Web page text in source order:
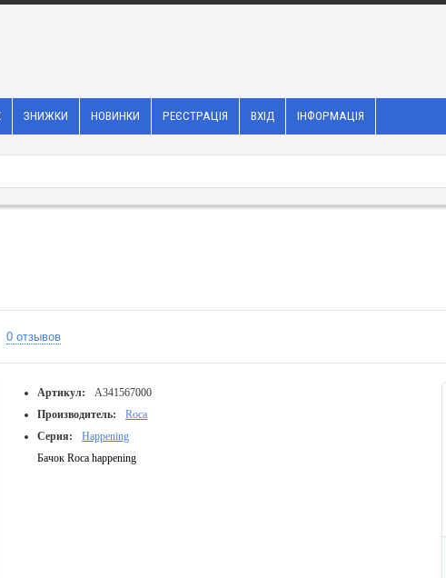
ЗНИЖКИ НОВИНКИ РЕЄСТРАЦІЯ ВХІД ІНФОРМАЦІЯ
0 отзывов
Артикул:
A341567000
Производитель:
Roca
Серия:
Happening
Бачок Roca happening